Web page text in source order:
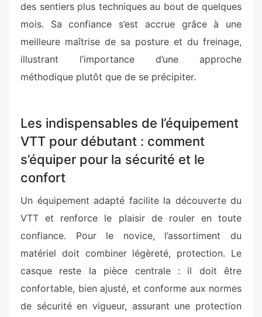
des sentiers plus techniques au bout de quelques
mois. Sa confiance s’est accrue grâce à une
meilleure maîtrise de sa posture et du freinage,
illustrant l’importance d’une approche
méthodique plutôt que de se précipiter.
Les indispensables de l’équipement
VTT pour débutant : comment
s’équiper pour la sécurité et le
confort
Un équipement adapté facilite la découverte du
VTT et renforce le plaisir de rouler en toute
confiance. Pour le novice, l’assortiment du
matériel doit combiner légèreté, protection. Le
casque reste la pièce centrale : il doit être
confortable, bien ajusté, et conforme aux normes
de sécurité en vigueur, assurant une protection